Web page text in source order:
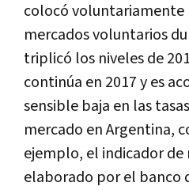
colocó voluntariamente
mercados voluntarios
triplicó los niveles de
continúa en 2017 y es
sensible baja en las
mercado en Argentina,
ejemplo, el indicador de
elaborado por el banco